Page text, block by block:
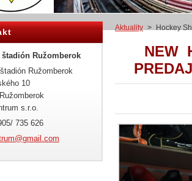
Aktuality > Hockey
NEW
Ružomberok
Ružomberok
10
s.r.o.
735 626
rum@gmai l.com